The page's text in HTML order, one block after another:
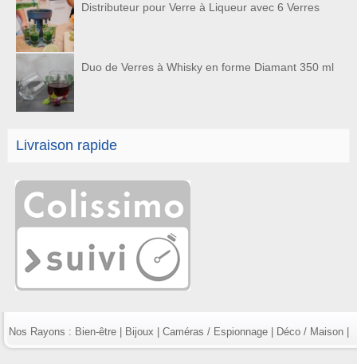
Distributeur pour Verre à Liqueur avec 6 Verres
Duo de Verres à Whisky en forme Diamant 350 ml
Livraison rapide
Nos Rayons : Bien-être| Bijoux Caméras / Espionnage| Déco / Maison|